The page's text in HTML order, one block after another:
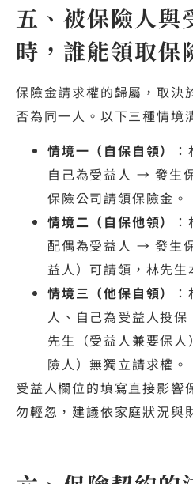
五、被保險人與
時，誰能領取保
保險金請求權的歸屬，取決
否為同一人。以下三種情境
情境一（自保自領）
自己為受益人 → 發生
保險公司請領保險金。
情境二（自保他領）
配偶為受益人 → 發生
益人）可請領，林先生
情境三（他保自領）
人、自己為受益人投
先生（受益人兼要保
險人）無獨立請求權。
受益人欄位的填寫直接影響
勿輕忽，建議依家庭狀況與